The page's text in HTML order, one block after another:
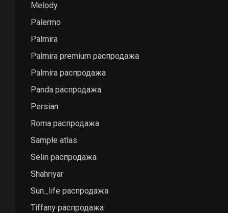
Melody
Palermo
Palmira
Palmira premium распродажа
Palmira распродажа
Panda распродажа
Persian
Roma распродажа
Sample atlas
Selin распродажа
Shahriyar
Sun_life распродажа
Tiffany распродажа